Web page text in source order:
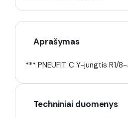
Aprašymas
*** PNEUFIT C Y-jungtis R1/
Techniniai duomenys